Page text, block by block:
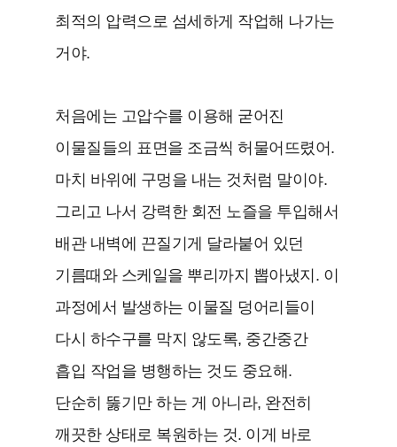
최적의 압력으로 섬세하게 작업해 나가는
거야.
처음에는 고압수를 이용해 굳어진
이물질들의 표면을 조금씩 허물어뜨렸어.
마치 바위에 구멍을 내는 것처럼 말이야.
그리고 나서 강력한 회전 노즐을 투입해서
배관 내벽에 끈질기게 달라붙어 있던
기름때와 스케일을 뿌리까지 뽑아냈지. 이
과정에서 발생하는 이물질 덩어리들이
다시 하수구를 막지 않도록, 중간중간
흡입 작업을 병행하는 것도 중요해.
단순히 뚫기만 하는 게 아니라, 완전히
깨끗한 상태로 복원하는 것. 이게 바로